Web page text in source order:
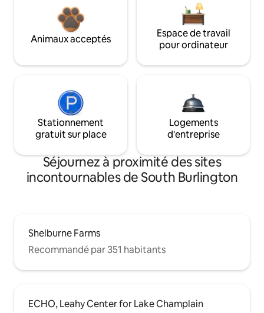
Animaux acceptés
Espace de travail
pour ordinateur
Stationnement
gratuit sur place
Logements
d'entreprise
Séjournez à proximité des sites
incontournables de South Burlington
Shelburne Farms
Recommandé par 351 habitants
ECHO, Leahy Center for Lake Champlain